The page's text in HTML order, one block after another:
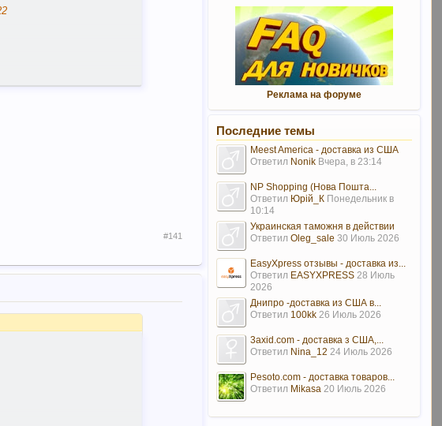
toppapuku-5692199
#141
Реклама на форуме
Последние темы
Meest America - доставка из США
Ответил Nonik Вчера, в 23:14
NP Shopping (Нова Пошта...
Ответил Юрій_К Понедельник в
10:14
Украинская таможня в действии
Ответил Oleg_sale 30 Июль 2026
EasyXpress отзывы - доставка из...
Ответил EASYXPRESS 28 Июль
2026
Днипро -доставка из США в...
Ответил 100kk 26 Июль 2026
3axid.com - доставка з США,...
Ответил Nina_12 24 Июль 2026
Pesoto.com - доставка товаров...
Ответил Mikasa 20 Июль 2026